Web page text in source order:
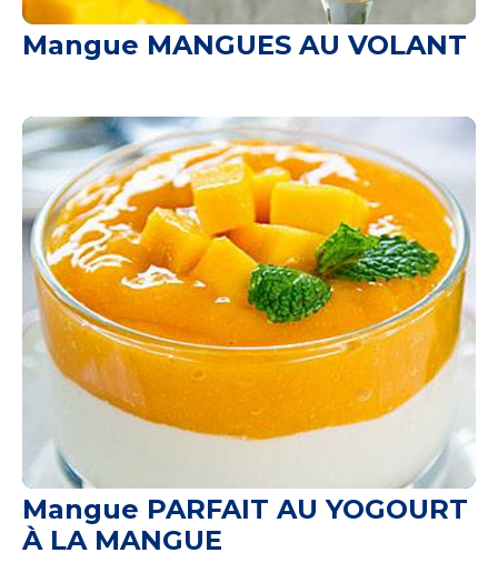
Mangue MANGUES AU VOLANT
Mangue PARFAIT AU YOGOURT
À LA MANGUE